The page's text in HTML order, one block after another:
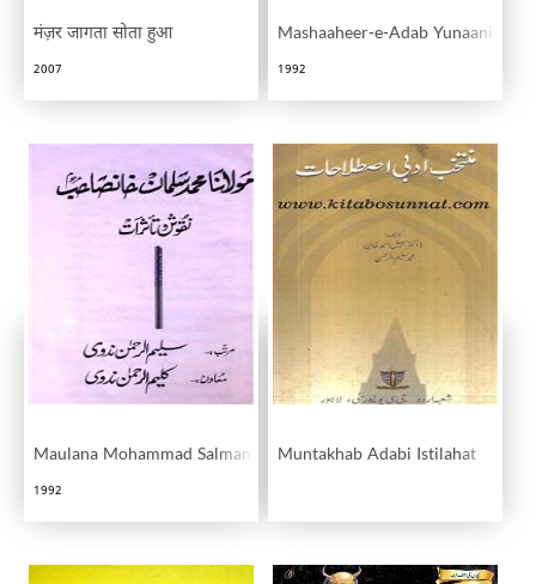
मंज़र जागता सोता हुआ
2007
Mashaaheer-e-Adab Yunaani
1992
Maulana Mohammad Salman Khan Sahab Nuqush-o-Tassurat
1992
Muntakhab Adabi Istilahat